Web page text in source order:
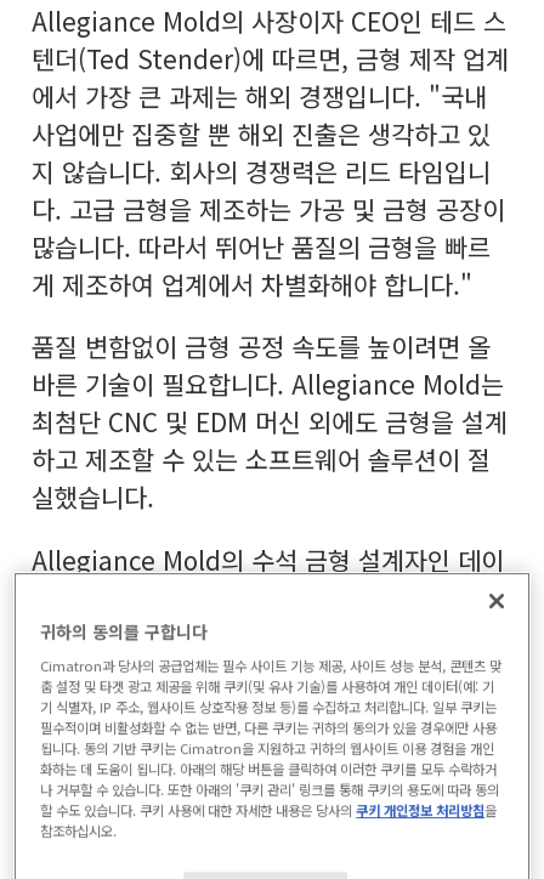
Allegiance Mold의 사장이자 CEO인 테드 스
텐더(Ted Stender)에 따르면, 금형 제작 업계
에서 가장 큰 과제는 해외 경쟁입니다. "국내
사업에만 집중할 뿐 해외 진출은 생각하고 있
지 않습니다. 회사의 경쟁력은 리드 타임입니
다. 고급 금형을 제조하는 가공 및 금형 공장이
많습니다. 따라서 뛰어난 품질의 금형을 빠르
게 제조하여 업계에서 차별화해야 합니다."
품질 변함없이 금형 공정 속도를 높이려면 올
바른 기술이 필요합니다. Allegiance Mold는
최첨단 CNC 및 EDM 머신 외에도 금형을 설계
하고 제조할 수 있는 소프트웨어 솔루션이 절
실했습니다.
Allegiance Mold의 수석 금형 설계자인 데이
브 반데라레(Dave VanDeLaare)는 금형 제작
업계에 발을 들였는데 1982년에 처음 출시된
Cimatron을 지금까지 사용하고 있습니다.
CEO인 스텐더 역시 1993년에 업계에 발을 들
인 후 계속해서 Cimatron을 사용해왔습니다.
스텐더가 미시건 주 포티지에 새로운 공장을
열려고 마음 먹었을 때도 Cimatron을 사용하
귀하의 동의를 구합니다
Cimatron과 당사의 공급업체는 필수 사이트 기능 제공, 사이트 성능 분석, 콘텐츠 맞
춤 설정 및 타겟 광고 제공을 위해 쿠키(및 유사 기술)를 사용하여 개인 데이터(예: 기
기 식별자, IP 주소, 웹사이트 상호작용 정보 등)를 수집하고 처리합니다. 일부 쿠키는
필수적이며 비활성화할 수 없는 반면, 다른 쿠키는 귀하의 동의가 있을 경우에만 사용
됩니다. 동의 기반 쿠키는 Cimatron을 지원하고 귀하의 웹사이트 이용 경험을 개인
화하는 데 도움이 됩니다. 아래의 해당 버튼을 클릭하여 이러한 쿠키를 모두 수락하거
나 거부할 수 있습니다. 또한 아래의 '쿠키 관리' 링크를 통해 쿠키의 용도에 따라 동의
할 수도 있습니다. 쿠키 사용에 대한 자세한 내용은 당사의쿠키 개인정보 처리방침을
참조하십시오.